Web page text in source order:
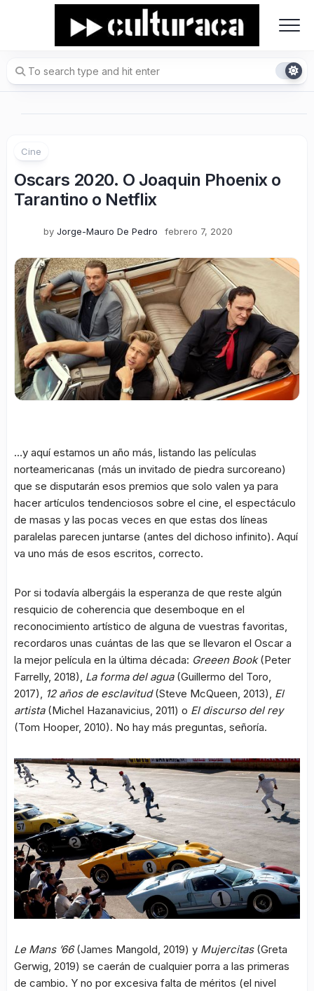
Cine
Oscars 2020. O Joaquin Phoenix o
Tarantino o Netflix
by Jorge-Mauro De Pedro febrero 7, 2020
…y aquí estamos un año más, listando las películas
norteamericanas (más un invitado de piedra surcoreano)
que se disputarán esos premios que solo valen ya para
hacer artículos tendenciosos sobre el cine, el espectáculo
de masas y las pocas veces en que estas dos líneas
paralelas parecen juntarse (antes del dichoso infinito). Aquí
va uno más de esos escritos, correcto.
Por si todavía albergáis la esperanza de que reste algún
resquicio de coherencia que desemboque en el
reconocimiento artístico de alguna de vuestras favoritas,
recordaros unas cuántas de las que se llevaron el Oscar a
la mejor película en la última década: Greeen Book(Peter
Farrelly, 2018), La forma del agua (Guillermo del Toro,
2017), 12 años de esclavitud(Steve McQueen, 2013), El
artista(Michel Hazanavicius, 2011) o El discurso del rey
(Tom Hooper, 2010). No hay más preguntas, señoría.
Le Mans ’66(James Mangold, 2019) y Mujercitas (Greta
Gerwig, 2019) se caerán de cualquier porra a las primeras
de cambio. Y no por excesiva falta de méritos (el nivel